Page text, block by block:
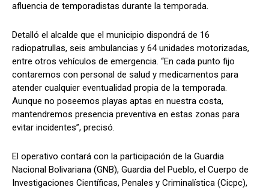
afluencia de temporadistas durante la temporada.
Detalló el alcalde que el municipio dispondrá de 16
radiopatrullas, seis ambulancias y 64 unidades motorizadas,
entre otros vehículos de emergencia. “En cada punto fijo
contaremos con personal de salud y medicamentos para
atender cualquier eventualidad propia de la temporada.
Aunque no poseemos playas aptas en nuestra costa,
mantendremos presencia preventiva en estas zonas para
evitar incidentes”, precisó.
El operativo contará con la participación de la Guardia
Nacional Bolivariana (GNB), Guardia del Pueblo, el Cuerpo de
Investigaciones Científicas, Penales y Criminalística (Cicpc),